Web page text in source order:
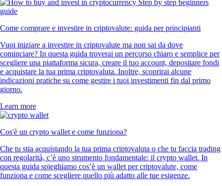
Come comprare e investire in criptovalute: guida per principianti
Vuoi iniziare a investire in criptovalute ma non sai da dove
cominciare? In questa guida troverai un percorso chiaro e semplice per
scegliere una piattaforma sicura, creare il tuo account, depositare fondi
e acquistare la tua prima criptovaluta. Inoltre, scoprirai alcune
indicazioni pratiche su come gestire i tuoi investimenti fin dal primo
giorno.
Learn more
Cos'è un crypto wallet e come funziona?
Che tu stia acquistando la tua prima criptovaluta o che tu faccia trading
con regolarità, c’è uno strumento fondamentale: il crypto wallet. In
questa guida spieghiamo cos’è un wallet per criptovalute, come
funziona e come scegliere quello più adatto alle tue esigenze.